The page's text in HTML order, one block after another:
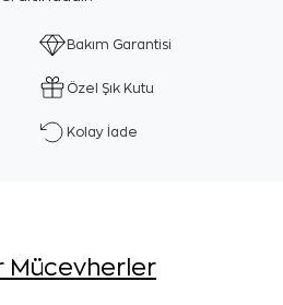
Bakım Garantisi
Özel Şık Kutu
Kolay İade
Mücevherler